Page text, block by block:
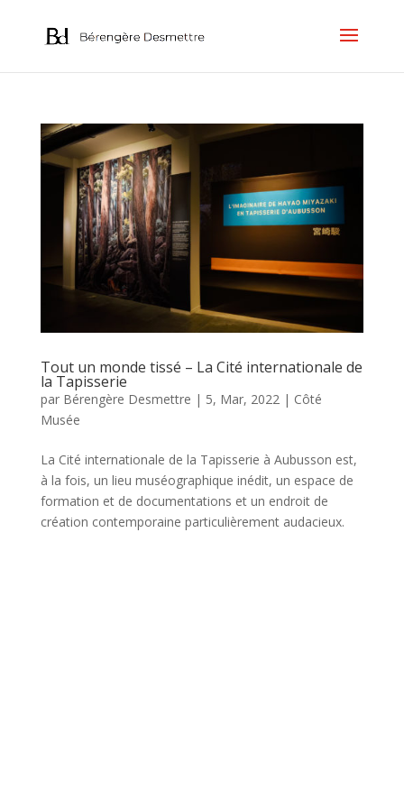
Tout un monde tissé – La Cité internationale de
la Tapisserie
par Bérengère Desmettre | 5, Mar, 2022| Côté
Musée
La Cité internationale de la Tapisserie à Aubusson est,
à la fois, un lieu muséographique inédit, un espace de
formation et de documentations et un endroit de
création contemporaine particulièrement audacieux.